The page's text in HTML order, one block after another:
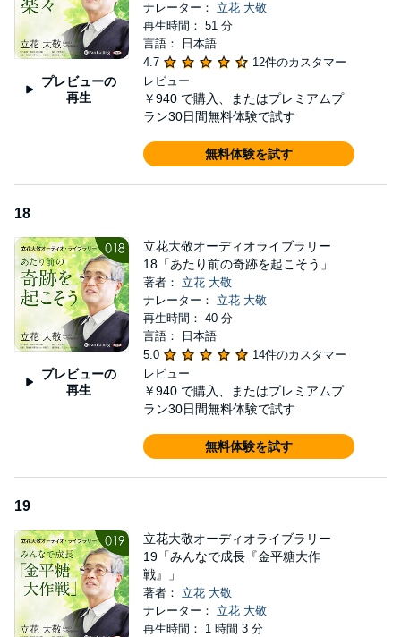
プレビューの
再生
ナレーター： 立花 大敬
再生時間： 51 分
言語： 日本語
4.7
12件のカスタマー
レビュー
￥940 で購入、またはプレミアムプ
ラン30日間無料体験で試す
無料体験を試す
18
プレビューの
再生
立花大敬オーディオライブラリー
18「あたり前の奇跡を起こそう」
著者： 立花 大敬
ナレーター： 立花 大敬
再生時間： 40 分
言語： 日本語
5.0
14件のカスタマー
レビュー
￥940 で購入、またはプレミアムプ
ラン30日間無料体験で試す
無料体験を試す
19
立花大敬オーディオライブラリー
19「みんなで成長『金平糖大作
戦』」
著者： 立花 大敬
ナレーター： 立花 大敬
再生時間： 1 時間 3 分